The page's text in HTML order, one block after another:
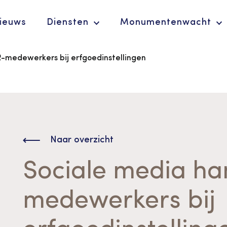
Diensten Monumentenwacht
Advies en
ondersteuning voor
medewerkers bij erfgoedinstellingen
Sociale media
medewerkers bij
Naar overzicht